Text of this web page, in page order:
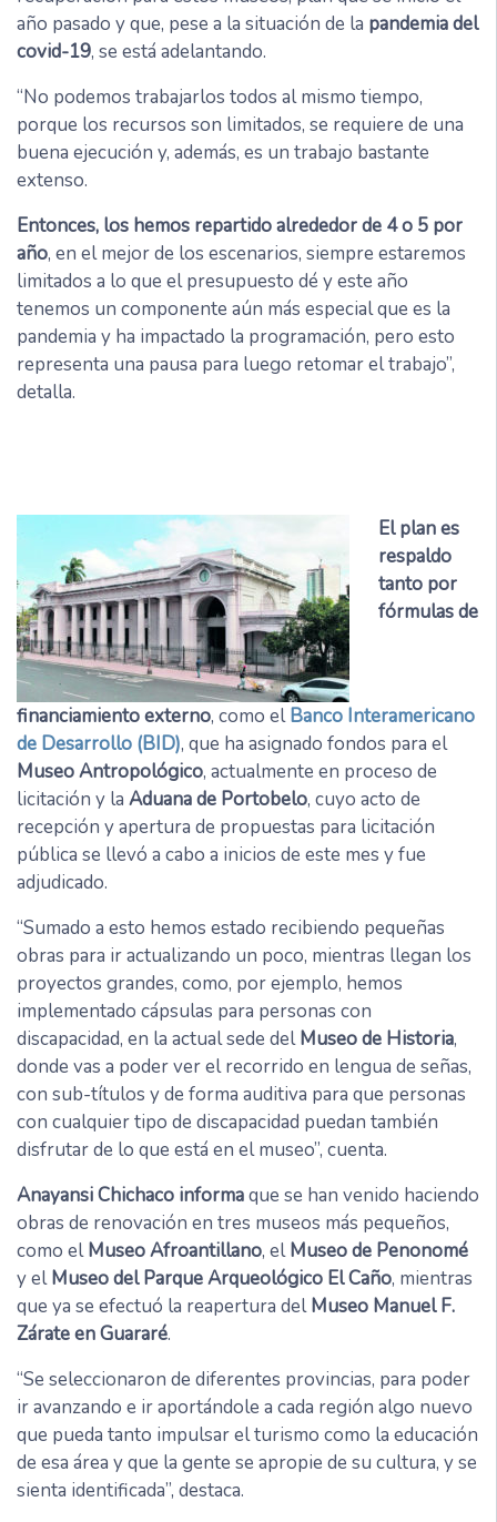
año pasado y que, pese a la situación de la pandemia del
covid-19, se está adelantando.
“No podemos trabajarlos todos al mismo tiempo,
porque los recursos son limitados, se requiere de una
buena ejecución y, además, es un trabajo bastante
extenso.
Entonces, los hemos repartido alrededor de 4 o 5 por
año, en el mejor de los escenarios, siempre estaremos
limitados a lo que el presupuesto dé y este año
tenemos un componente aún más especial que es la
pandemia y ha impactado la programación, pero esto
representa una pausa para luego retomar el trabajo”,
detalla.
El plan es
respaldo
tanto por
fórmulas de
financiamiento externo, como elBanco Interamericano
de Desarrollo (BID), que ha asignado fondos para el
Museo Antropológico, actualmente en proceso de
licitación y la Aduana de Portobelo, cuyo acto de
recepción y apertura de propuestas para licitación
pública se llevó a cabo a inicios de este mes y fue
adjudicado.
“Sumado a esto hemos estado recibiendo pequeñas
obras para ir actualizando un poco, mientras llegan los
proyectos grandes, como, por ejemplo, hemos
implementado cápsulas para personas con
discapacidad, en la actual sede delMuseo de Historia,
donde vas a poder ver el recorrido en lengua de señas,
con sub-títulos y de forma auditiva para que personas
con cualquier tipo de discapacidad puedan también
disfrutar de lo que está en el museo”, cuenta.
Anayansi Chichaco informaque se han venido haciendo
obras de renovación en tres museos más pequeños,
como elMuseo Afroantillano, elMuseo de Penonomé
y elMuseo del Parque Arqueológico El Caño, mientras
que ya se efectuó la reapertura delMuseo Manuel F.
Zárate en Guararé.
“Se seleccionaron de diferentes provincias, para poder
ir avanzando e ir aportándole a cada región algo nuevo
que pueda tanto impulsar el turismo como la educación
de esa área y que la gente se apropie de su cultura, y se
sienta identificada”, destaca.